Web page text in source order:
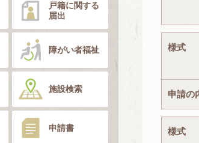
戸籍に関する
届出
障がい者福祉
施設検索
申請書
様式
申請の
様式